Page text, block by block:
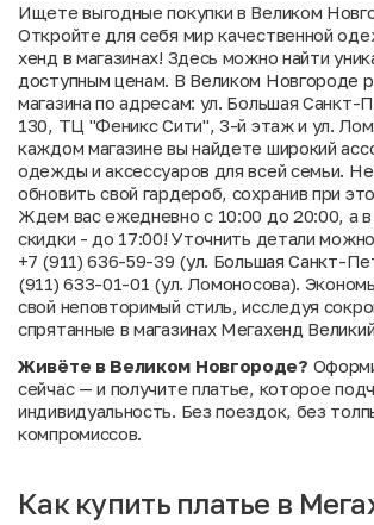
Ищете выгодные покупки в Великом
Откройте для себя мир качественной
хенд в магазинах! Здесь можно найти
доступным ценам. В Великом Новгороде
магазина по адресам: ул. Большая Санкт-
130, ТЦ "Феникс Сити", 3-й этаж и ул.
каждом магазине вы найдете широкий
одежды и аксессуаров для всей семьи.
обновить свой гардероб, сохранив при
Ждем вас ежедневно с 10:00 до 20:00, а
скидки - до 17:00! Уточнить детали
+7 (911) 636-59-39 (ул. Большая Санкт-
(911) 633-01-01 (ул. Ломоносова).
свой неповторимый стиль, исследуя
спрятанные в магазинах Мегахенд
Живёте в Великом Новгороде?
сейчас — и получите платье, которое
индивидуальность. Без поездок, без
компромиссов.
Как купить платье в